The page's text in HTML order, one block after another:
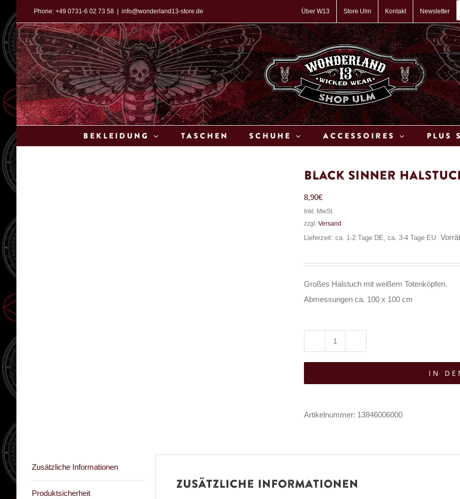
Inhalt
springen
Phone: +49 0731-6 02 73 58 info@wonderland13-store.de Über W13 Store Ulm Kontakt Newsletter
Bekleidung Taschen Schuhe Accessoires Plus
Black Sinner
8,90€
Inkl. MwSt.
zzgl. Versand
Lieferzeit: ca. 1-2 Tage DE, ca. 3-4 Tage EU
Großes Halstuch mit weißem Totenköpfen.
Abmessungen ca. 100 x 100 cm
Sinner
IN
Artikelnummer: 13846006000
Zusätzliche Informationen
Produktsicherheit
Zusätzliche Informationen